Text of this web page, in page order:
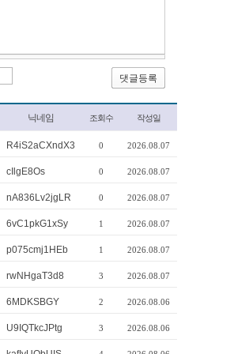
닉네임 조회수 작성일
R4iS2aCXndX3 0 2026.08.07
cIlgE8Os 0 2026.08.07
nA836Lv2jgLR 0 2026.08.07
6vC1pkG1xSy 1 2026.08.07
p075cmj1HEb 1 2026.08.07
rwNHgaT3d8 3 2026.08.07
6MDKSBGY 2 2026.08.06
U9IQTkcJPtg 3 2026.08.06